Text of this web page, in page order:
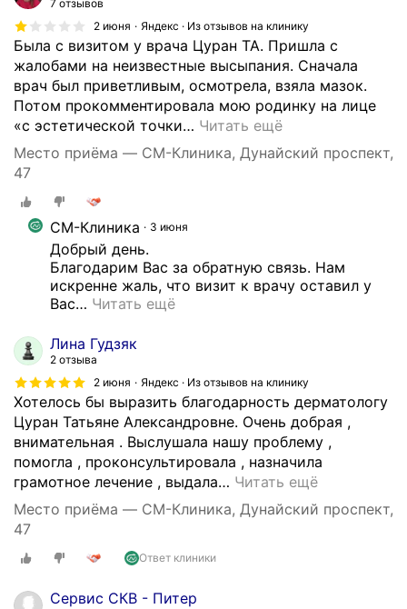
7 отзывов
2 июня
Яндекс · Из отзывов на клинику
Была с визитом у врача Цуран ТА. Пришла с
жалобами на неизвестные высыпания. Сначала
врач был приветливым, осмотрела, взяла мазок.
Потом прокомментировала мою родинку на лице
«с эстетической точки… Читать ещё
Место приёма — СМ-Клиника, Дунайский проспект,
47
СМ-Клиника 3 июня
Добрый день.
Благодарим Вас за обратную связь. Нам
искренне жаль, что визит к врачу оставил у
Вас… Читать ещё
Лина Гудзяк
2 отзыва
2 июня
Яндекс · Из отзывов на клинику
Хотелось бы выразить благодарность дерматологу
Цуран Татьяне Александровне. Очень добрая ,
внимательная . Выслушала нашу проблему ,
помогла , проконсультировала , назначила
грамотное лечение , выдала… Читать ещё
Место приёма — СМ-Клиника, Дунайский проспект,
47
Ответ клиники
Сервис СКВ - Питер